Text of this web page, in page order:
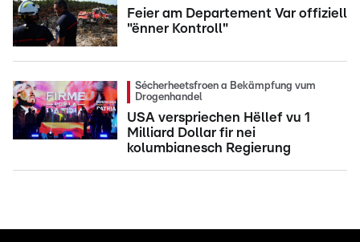
Feier am Departement Var offiziell
"ënner Kontroll"
Sécherheetsfroen a Bekämpfung vum
Drogenhandel
USA verspriechen Hëllef vu 1
Milliard Dollar fir nei
kolumbianesch Regierung